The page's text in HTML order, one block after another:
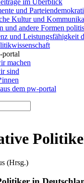
im Überblick
und
Kultur und
und andere Formen
und Leistungsfähigkeit
portal
machen
sind
dem pw-portal
(Hrsg.)